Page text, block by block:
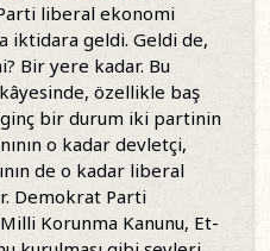
liberal ekonomi
iktidara geldi. Geldi de,
Bir yere kadar. Bu
özellikle baş
bir durum iki partinin
o kadar devletçi,
de o kadar liberal
Demokrat Parti
Korunma Kanunu, Et-